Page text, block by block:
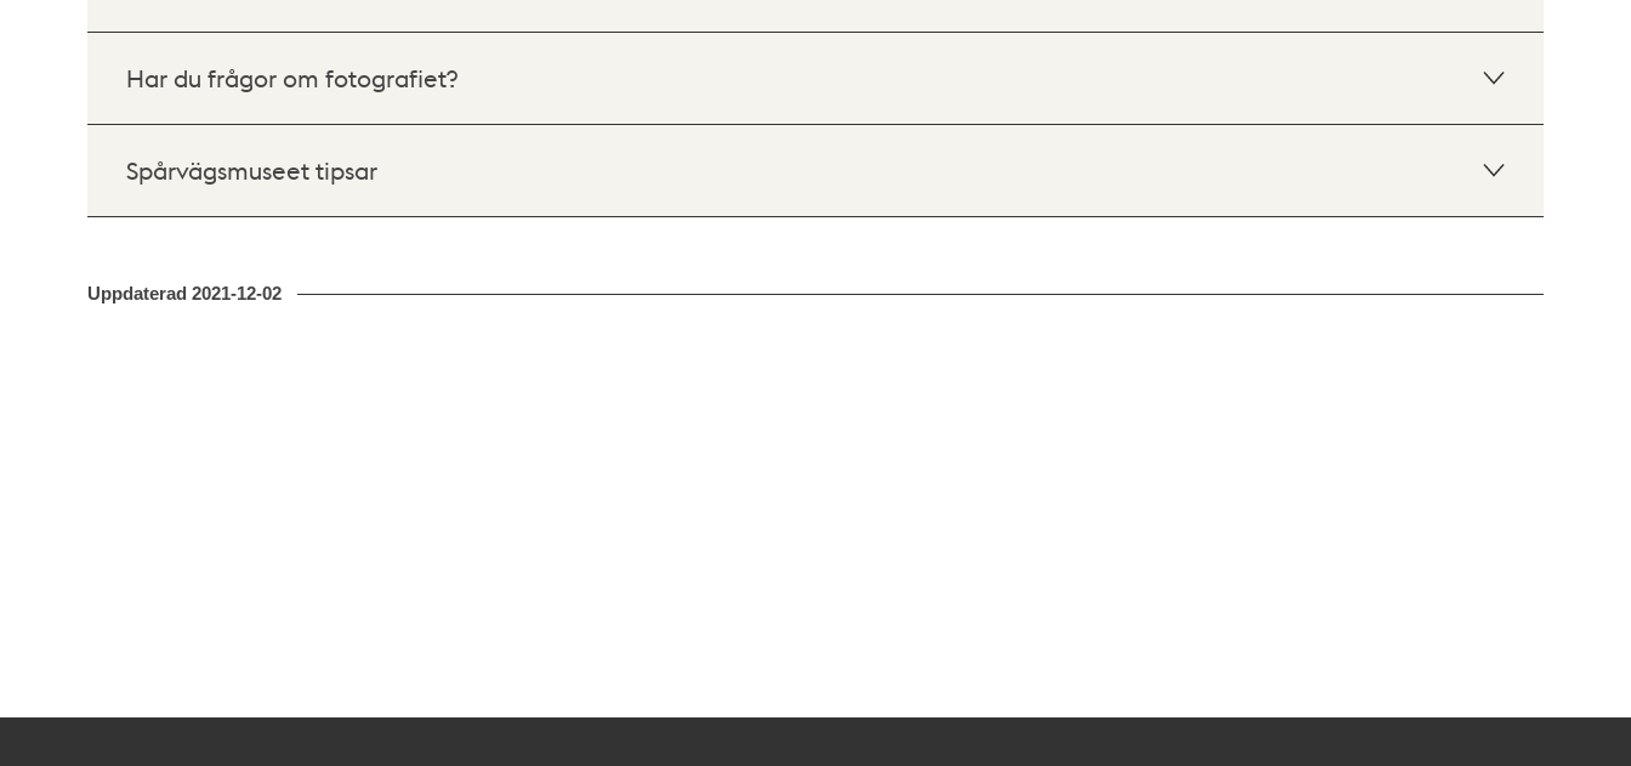
Har du frågor om fotografiet?
Spårvägsmuseet tipsar
Uppdaterad 2021-12-02